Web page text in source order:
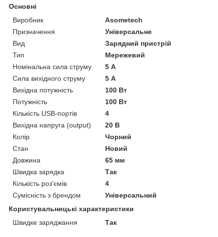
Основні
Виробник
Asometech
Призначення
Універсальне
Вид
Зарядний пристрій
Тип
Мережевий
Номінальна сила струму
5 А
Сила вихідного струму
5 А
Вихідна потужність
100 Вт
Потужність
100 Вт
Кількість USB-портів
4
Вихідна напруга (output)
20 В
Колір
Чорний
Стан
Новий
Довжина
65 мм
Швидка зарядка
Так
Кількість роз'ємів
4
Сумісність з брендом
Універсальний
Користувальницькі характеристики
Швидке заряджання
Так